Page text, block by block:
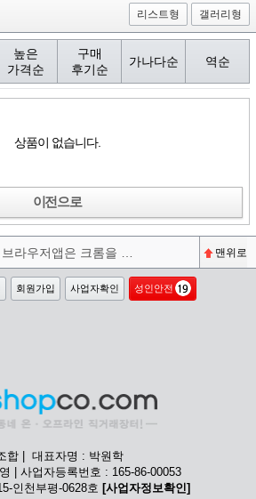
리스트형 갤러리형
높은
가격순
구매
후기순
가나다순 역순
상품이 없습니다.
이전으로
맨위로
회원가입 사업자확인 성인안전
합 | 대표자명 : 박원학
| 사업자등록번호 : 165-86-00053
인천부평-0628호 [사업자정보확인]